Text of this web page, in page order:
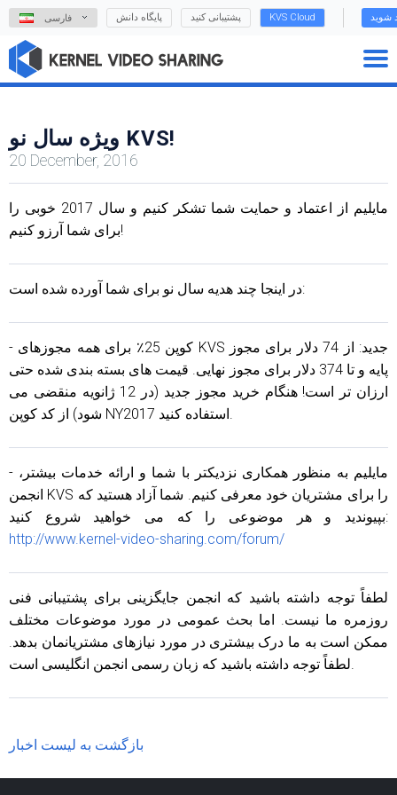
فارسی پایگاه دانش پشتیبانی کنید KVS Cloud شوید
ویژه سال نو KVS!
20 December, 2016
مایلیم از اعتماد و حمایت شما تشکر کنیم و سال 2017 خوبی را
برای شما آرزو کنیم!
در اینجا چند هدیه سال نو برای شما آورده شده است:
- کوپن 25٪ برای همه مجوزهای KVS جدید: از 74 دلار برای مجوز
پایه و تا 374 دلار برای مجوز نهایی. قیمت های بسته بندی شده حتی
ارزان تر است! هنگام خرید مجوز جدید (در 12 ژانویه منقضی می
شود) از کد کوپن NY2017 استفاده کنید.
- مایلیم به منظور همکاری نزدیکتر با شما و ارائه خدمات بیشتر،
انجمن KVS را برای مشتریان خود معرفی کنیم. شما آزاد هستید که
بپیوندید و هر موضوعی را که می خواهید شروع کنید:
http://www.kernel-video-sharing.com/forum/
لطفاً توجه داشته باشید که انجمن جایگزینی برای پشتیبانی فنی
روزمره ما نیست. اما بحث عمومی در مورد موضوعات مختلف
ممکن است به ما درک بیشتری در مورد نیازهای مشتریانمان بدهد.
لطفاً توجه داشته باشید که زبان رسمی انجمن انگلیسی است.
بازگشت به لیست اخبار